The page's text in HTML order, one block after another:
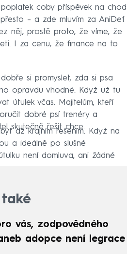
coby příspěvek na chod
– a zde mluvím za AniDef
něj, prostě proto, že víme, že
I za cenu, že finance na to
si promyslet, zda si psa
opravdu vhodné. Když už tu
útulek včas. Majitelům, kteří
dobré psí trenéry a
skutečně řešit chce.
až krajním řešením. Když na
a ideálně po slušné
není domluva, ani žádné
vás, zodpovědného
adopce není legrace